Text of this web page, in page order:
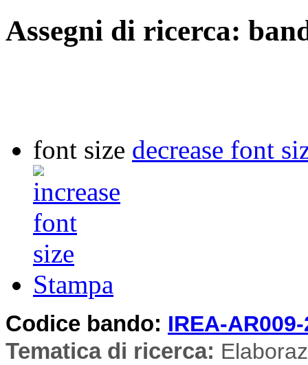
Assegni di ricerca:
font size decrease font
Stampa
Codice bando: IREA-
Tematica di ricerca: